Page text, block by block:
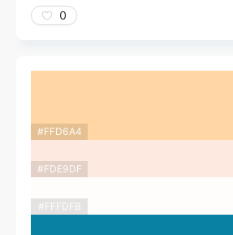
0
#FFD6A4
#FDE9DF
#FFFDFB